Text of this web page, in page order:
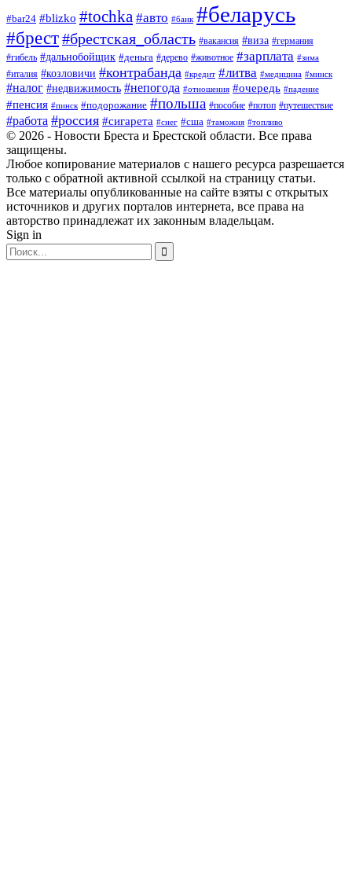
#bar24 #blizko #tochka #авто #банк #беларусь
#брест#брестская_область #вакансия #виза #германия
#гибель #дальнобойщик #деньга #дерево #животное #зарплата #зима
#италия #козловичи #контрабанда #кредит #литва #медицина #минск
#налог #недвижимость #непогода #отношения #очередь #падение
#пенсия #пинск #подорожание #польша #пособие #потоп #путешествие
#работа #россия #сигарета #снег #сша #таможня #топливо
© 2026 - Новости Бреста и Брестской области. Все права
защищены.
Любое копирование материалов с нашего ресурса разрешается
только с обратной активной ссылкой на страницу статьи.
Все материалы опубликованные на сайте взяты с открытых
источников и других порталов интернета, все права на
авторство принадлежат их законным владельцам.
Sign in